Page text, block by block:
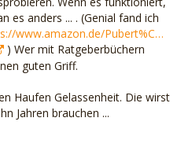
es anders ... . (Genial fand ich
www.amazon.de/Pubert%C…
) Wer mit Ratgeberbüchern
guten Griff.
Haufen Gelassenheit. Die wirst
Jahren brauchen ...